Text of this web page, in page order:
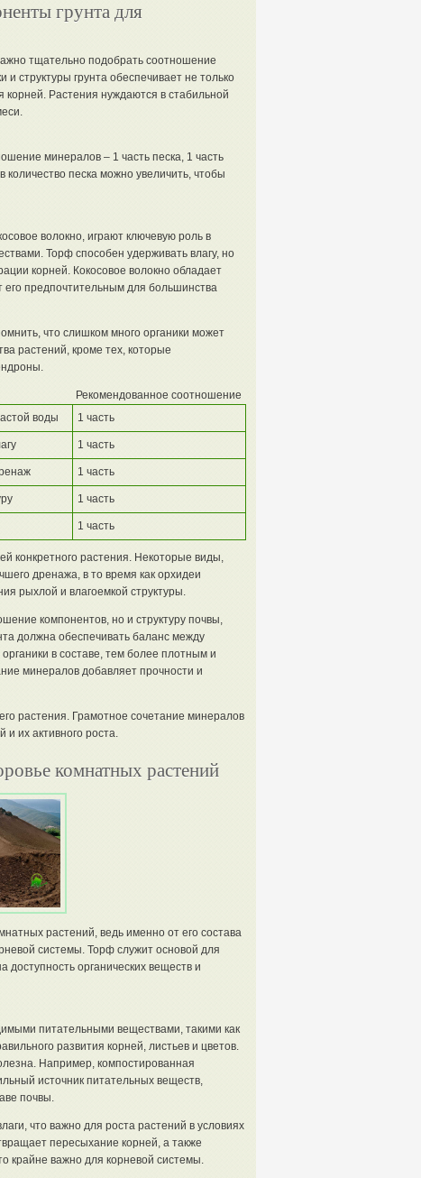
грунта для
тщательно подобрать соотношение
структуры грунта обеспечивает не только
Растения нуждаются в стабильной
минералов – 1 часть песка, 1 часть
количество песка можно увеличить, чтобы
волокно, играют ключевую роль в
Торф способен удерживать влагу, но
корней. Кокосовое волокно обладает
предпочтительным для большинства
что слишком много органики может
растений, кроме тех, которые
Рекомендованное соотношение
воды 1 часть
1 часть
1 часть
1 часть
1 часть
конкретного растения. Некоторые виды,
дренажа, в то время как орхидеи
рыхлой и влагоемкой структуры.
компонентов, но и структуру почвы,
должна обеспечивать баланс между
в составе, тем более плотным и
минералов добавляет прочности и
растения. Грамотное сочетание минералов
и их активного роста.
комнатных растений
растений, ведь именно от его состава
системы. Торф служит основой для
доступность органических веществ и
питательными веществами, такими как
развития корней, листьев и цветов.
Например, компостированная
источник питательных веществ,
почвы.
что важно для роста растений в условиях
пересыхание корней, а также
крайне важно для корневой системы.